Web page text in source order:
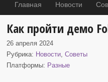
Главная Новости
Как пройти демо
26 апреля 2024
Рубрика: Новости,Советы
Платформы: Разные